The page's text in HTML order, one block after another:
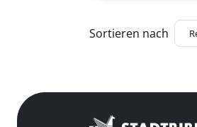
Zu den Suchfiltern
Sortieren nach